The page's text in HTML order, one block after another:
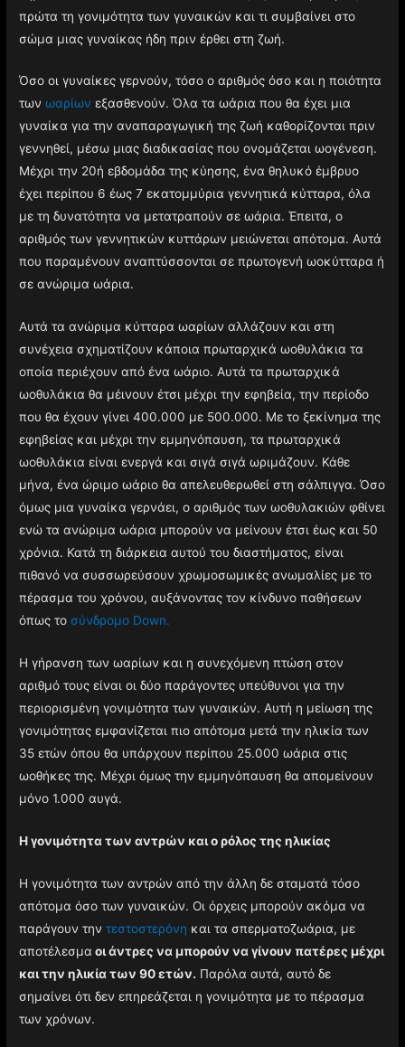
πρώτα τη γονιμότητα των γυναικών και τι συμβαίνει στο
σώμα μιας γυναίκας ήδη πριν έρθει στη ζωή.
Όσο οι γυναίκες γερνούν, τόσο ο αριθμός όσο και η ποιότητα
τωνωαρίων εξασθενούν. Όλα τα ωάρια που θα έχει μια
γυναίκα για την αναπαραγωγική της ζωή καθορίζονται πριν
γεννηθεί, μέσω μιας διαδικασίας που ονομάζεται ωογένεση.
Μέχρι την 20ή εβδομάδα της κύησης, ένα θηλυκό έμβρυο
έχει περίπου 6 έως 7 εκατομμύρια γεννητικά κύτταρα, όλα
με τη δυνατότητα να μετατραπούν σε ωάρια. Έπειτα, ο
αριθμός των γεννητικών κυττάρων μειώνεται απότομα. Αυτά
που παραμένουν αναπτύσσονται σε πρωτογενή ωοκύτταρα ή
σε ανώριμα ωάρια.
Αυτά τα ανώριμα κύτταρα ωαρίων αλλάζουν και στη
συνέχεια σχηματίζουν κάποια πρωταρχικά ωοθυλάκια τα
οποία περιέχουν από ένα ωάριο. Αυτά τα πρωταρχικά
ωοθυλάκια θα μέινουν έτσι μέχρι την εφηβεία, την περίοδο
που θα έχουν γίνει 400.000 με 500.000. Με το ξεκίνημα της
εφηβείας και μέχρι την εμμηνόπαυση, τα πρωταρχικά
ωοθυλάκια είναι ενεργά και σιγά σιγά ωριμάζουν. Κάθε
μήνα, ένα ώριμο ωάριο θα απελευθερωθεί στη σάλπιγγα. Όσο
όμως μια γυναίκα γερνάει, ο αριθμός των ωοθυλακιών φθίνει
ενώ τα ανώριμα ωάρια μπορούν να μείνουν έτσι έως και 50
χρόνια. Κατά τη διάρκεια αυτού του διαστήματος, είναι
πιθανό να συσσωρεύσουν χρωμοσωμικές ανωμαλίες με το
πέρασμα του χρόνου, αυξάνοντας τον κίνδυνο παθήσεων
όπως τοσύνδρομο Down.
H γήρανση των ωαρίων και η συνεχόμενη πτώση στον
αριθμό τους είναι οι δύο παράγοντες υπεύθυνοι για την
περιορισμένη γονιμότητα των γυναικών. Αυτή η μείωση της
γονιμότητας εμφανίζεται πιο απότομα μετά την ηλικία των
35 ετών όπου θα υπάρχουν περίπου 25.000 ωάρια στις
ωοθήκες της. Μέχρι όμως την εμμηνόπαυση θα απομείνουν
μόνο 1.000 αυγά.
Η γονιμότητα των αντρών και ο ρόλος της ηλικίας
Η γονιμότητα των αντρών από την άλλη δε σταματά τόσο
απότομα όσο των γυναικών. Οι όρχεις μπορούν ακόμα να
παράγουν τηντεστοστερόνη και τα σπερματοζωάρια, με
αποτέλεσμα οι άντρες να μπορούν να γίνουν πατέρες μέχρι
και την ηλικία των 90 ετών. Παρόλα αυτά, αυτό δε
σημαίνει ότι δεν επηρεάζεται η γονιμότητα με το πέρασμα
των χρόνων.